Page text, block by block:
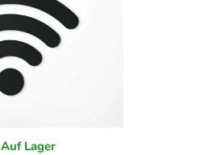
Auf Lager